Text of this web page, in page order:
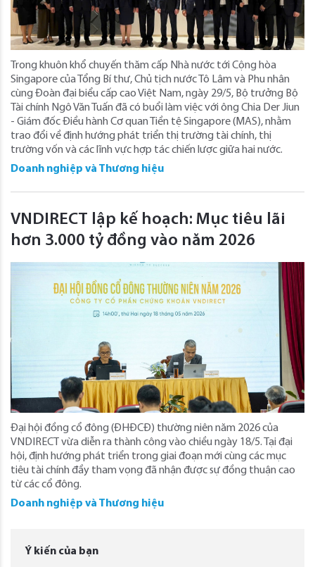
Trong khuôn khổ chuyến thăm cấp Nhà nước tới Cộng hòa
Singapore của Tổng Bí thư, Chủ tịch nước Tô Lâm và Phu nhân
cùng Đoàn đại biểu cấp cao Việt Nam, ngày 29/5, Bộ trưởng Bộ
Tài chính Ngô Văn Tuấn đã có buổi làm việc với ông Chia Der Jiun
- Giám đốc Điều hành Cơ quan Tiền tệ Singapore (MAS), nhằm
trao đổi về định hướng phát triển thị trường tài chính, thị
trường vốn và các lĩnh vực hợp tác chiến lược giữa hai nước.
Doanh nghiệp và Thương hiệu
VNDIRECT lập kế hoạch: Mục tiêu lãi
hơn 3.000 tỷ đồng vào năm 2026
Đại hội đồng cổ đông (ĐHĐCĐ) thường niên năm 2026 của
VNDIRECT vừa diễn ra thành công vào chiều ngày 18/5. Tại đại
hội, định hướng phát triển trong giai đoạn mới cùng các mục
tiêu tài chính đầy tham vọng đã nhận được sự đồng thuận cao
từ các cổ đông.
Doanh nghiệp và Thương hiệu
Ý kiến của bạn